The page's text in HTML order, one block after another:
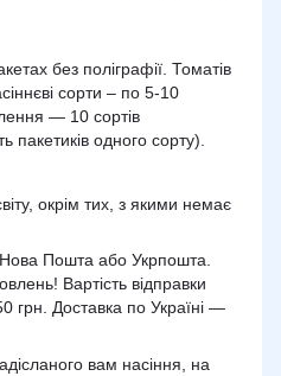
без поліграфії. Томатів
сорти – по 5-10
— 10 сортів
пакетиків одного сорту).
окрім тих, з якими немає
Нова Пошта або Укрпошта.
Вартість відправки
грн. Доставка по Україні —
вам насіння, на